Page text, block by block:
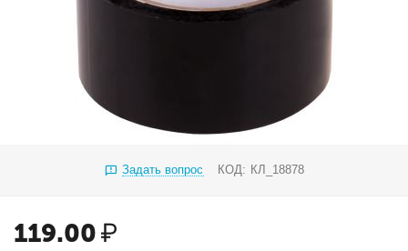
Задать вопрос КОД: КЛ_18878
119.00₽